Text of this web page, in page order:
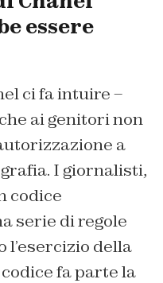
essere
ci fa intuire –
ai genitori non
a
I giornalisti,
codice
serie di regole
della
fa parte la